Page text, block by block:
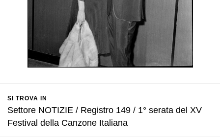
SI TROVA IN
Settore NOTIZIE / Registro 149 / 1° serata del XV
Festival della Canzone Italiana